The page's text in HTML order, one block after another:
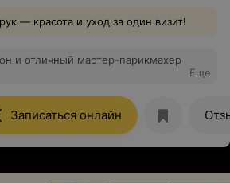
— красота и уход за один визит!
и отличный мастер-парикмахер
Еще
Записаться онлайн